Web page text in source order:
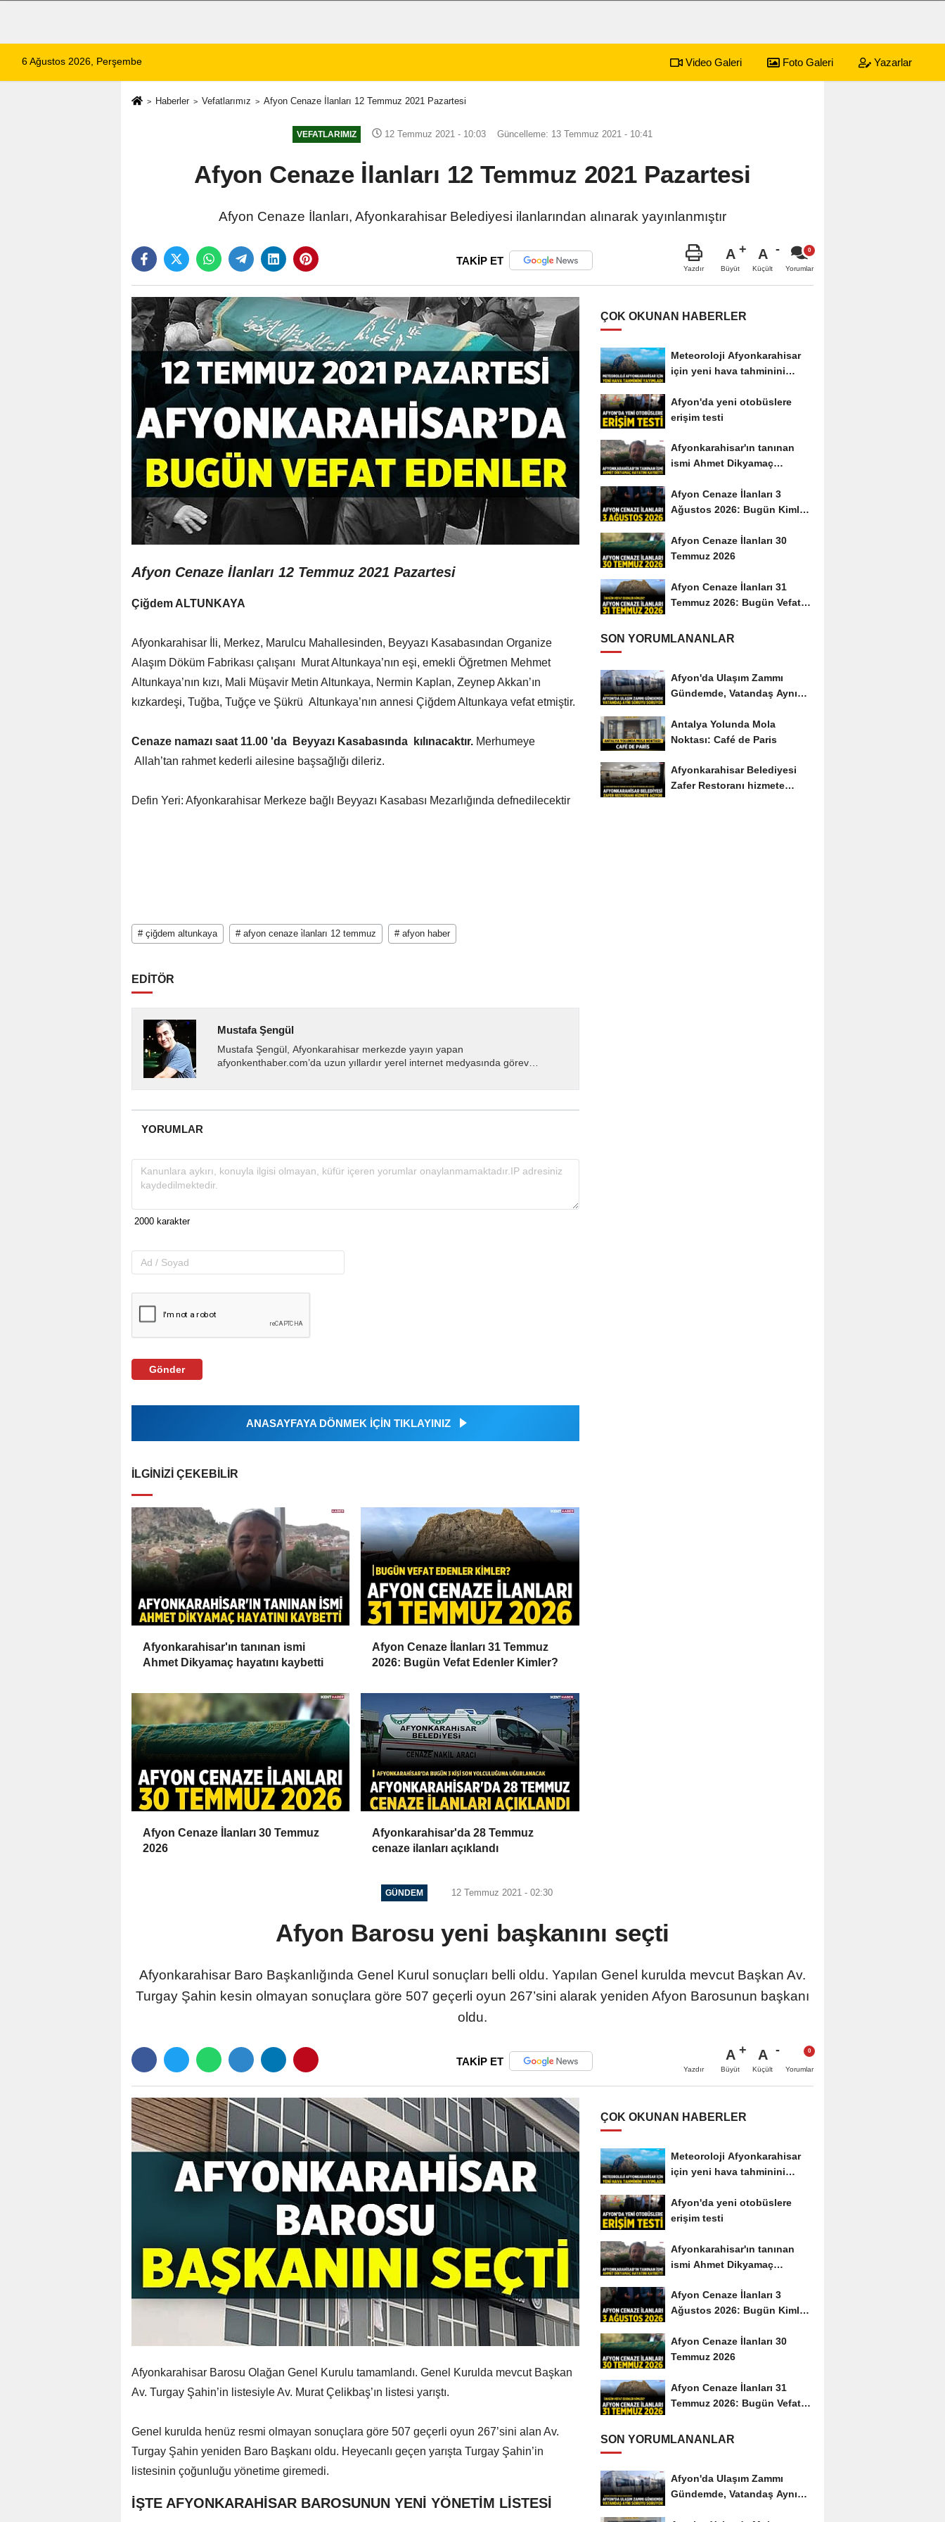
6 Ağustos 2026, Perşembe Video Galeri Foto Galeri Yazarlar
Haberler Vefatlarımız Afyon Cenaze İlanları 12 Temmuz 2021 Pazartesi
VEFATLARIMIZ 12 Temmuz 2021 - 10:03 Güncelleme: 13 Temmuz 2021 - 10:41
Afyon Cenaze İlanları 12 Temmuz 2021 Pazartesi
Afyon Cenaze İlanları, Afyonkarahisar Belediyesi ilanlarından alınarak yayınlanmıştır
TAKİP ET
Yazdır
A
Büyüt
A
Küçült Yorumlar
Afyon Cenaze İlanları 12 Temmuz 2021 Pazartesi
Çiğdem ALTUNKAYA
Afyonkarahisar İli, Merkez, Marulcu Mahallesinden, Beyyazı Kasabasından Organize
Alaşım Döküm Fabrikası çalışanı Murat Altunkaya’nın eşi, emekli Öğretmen Mehmet
Altunkaya’nın kızı, Mali Müşavir Metin Altunkaya, Nermin Kaplan, Zeynep Akkan’ın
kızkardeşi, Tuğba, Tuğçe ve Şükrü Altunkaya’nın annesi Çiğdem Altunkaya vefat etmiştir.
Cenaze namazı saat 11.00 'da Beyyazı Kasabasında kılınacaktır. Merhumeye
Allah’tan rahmet kederli ailesine başsağlığı dileriz.
Defin Yeri: Afyonkarahisar Merkeze bağlı Beyyazı Kasabası Mezarlığında defnedilecektir
# çiğdem altunkaya # afyon cenaze i̇lanları 12 temmuz # afyon haber
EDİTÖR
Mustafa Şengül
Mustafa Şengül, Afyonkarahisar merkezde yayın yapan
afyonkenthaber.com’da uzun yıllardır yerel internet medyasında görev
YORUMLAR
Gönder
ANASAYFAYA DÖNMEK İÇİN TIKLAYINIZ
İLGINIZI ÇEKEBILIR
Afyonkarahisar'ın tanınan ismi
Ahmet Dikyamaç hayatını kaybetti
Afyon Cenaze İlanları 31 Temmuz
2026: Bugün Vefat Edenler Kimler?
Afyon Cenaze İlanları 30 Temmuz
2026
Afyonkarahisar'da 28 Temmuz
cenaze ilanları açıklandı
ÇOK OKUNAN HABERLER
Meteoroloji Afyonkarahisar
için yeni hava tahminini
Afyon'da yeni otobüslere
erişim testi
Afyonkarahisar'ın tanınan
ismi Ahmet Dikyamaç
Afyon Cenaze İlanları 3
Ağustos 2026: Bugün Kimler
Afyon Cenaze İlanları 30
Temmuz 2026
Afyon Cenaze İlanları 31
Temmuz 2026: Bugün Vefat
SON YORUMLANANLAR
Afyon'da Ulaşım Zammı
Gündemde, Vatandaş Aynı
Antalya Yolunda Mola
Noktası: Café de Paris
Afyonkarahisar Belediyesi
Zafer Restoranı hizmete
GÜNDEM 12 Temmuz 2021 - 02:30
Afyon Barosu yeni başkanını seçti
Afyonkarahisar Baro Başkanlığında Genel Kurul sonuçları belli oldu. Yapılan Genel kurulda mevcut Başkan Av.
Turgay Şahin kesin olmayan sonuçlara göre 507 geçerli oyun 267’sini alarak yeniden Afyon Barosunun başkanı
oldu.
TAKİP ET
Yazdır
A
Büyüt
A
Küçült Yorumlar
Afyonkarahisar Barosu Olağan Genel Kurulu tamamlandı. Genel Kurulda mevcut Başkan
Av. Turgay Şahin’in listesiyle Av. Murat Çelikbaş’ın listesi yarıştı.
Genel kurulda henüz resmi olmayan sonuçlara göre 507 geçerli oyun 267’sini alan Av.
Turgay Şahin yeniden Baro Başkanı oldu. Heyecanlı geçen yarışta Turgay Şahin’in
listesinin çoğunluğu yönetime giremedi.
İŞTE AFYONKARAHİSAR BAROSUNUN YENİ YÖNETİM LİSTESİ
ÇOK OKUNAN HABERLER
Meteoroloji Afyonkarahisar
için yeni hava tahminini
Afyon'da yeni otobüslere
erişim testi
Afyonkarahisar'ın tanınan
ismi Ahmet Dikyamaç
Afyon Cenaze İlanları 3
Ağustos 2026: Bugün Kimler
Afyon Cenaze İlanları 30
Temmuz 2026
Afyon Cenaze İlanları 31
Temmuz 2026: Bugün Vefat
SON YORUMLANANLAR
Afyon'da Ulaşım Zammı
Gündemde, Vatandaş Aynı